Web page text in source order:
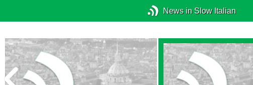
News in Slow Italian